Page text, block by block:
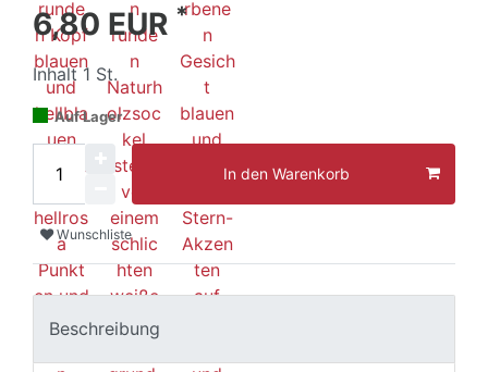
6,80 EUR *
Inhalt1 St.
Auf Lager
In den Warenkorb
Wunschliste
Beschreibung